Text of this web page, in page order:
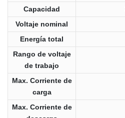
Capacidad
Voltaje nominal
Energía total
Rango de voltaje
de trabajo
Max. Corriente de
carga
Max. Corriente de